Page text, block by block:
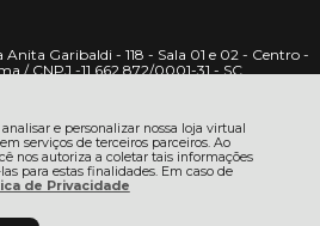
e personalizar nossa loja virtual
serviços de terceiros parceiros. Ao
nos autoriza a coletar tais informações
para estas finalidades. Em caso de
de Privacidade
Garibaldi - 118 - Sala 01 e 02 - Centro -
/ CNPJ -11.662.872/0001-31 - SC